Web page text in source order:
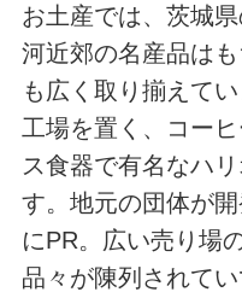
お土産では、茨城
河近郊の名産品は
も広く取り揃えて
工場を置く、コー
ス食器で有名なハ
す。地元の団体が
にPR。広い売り場
品々が陳列されて